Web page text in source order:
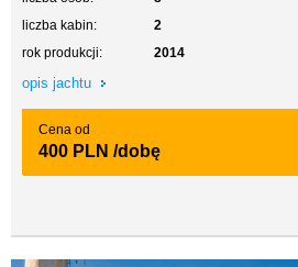
liczba kabin:
2
rok produkcji:
2014
opis jachtu
Cena od
400 PLN /dobę